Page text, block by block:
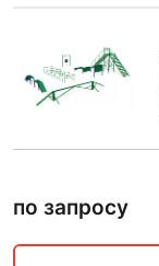
по запросу